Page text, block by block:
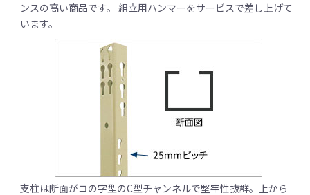
ンスの高い商品です。 組立用ハンマーをサービスで差し上げて
います。
支柱は断面がコの字型のC型チャンネルで堅牢性抜群。上から